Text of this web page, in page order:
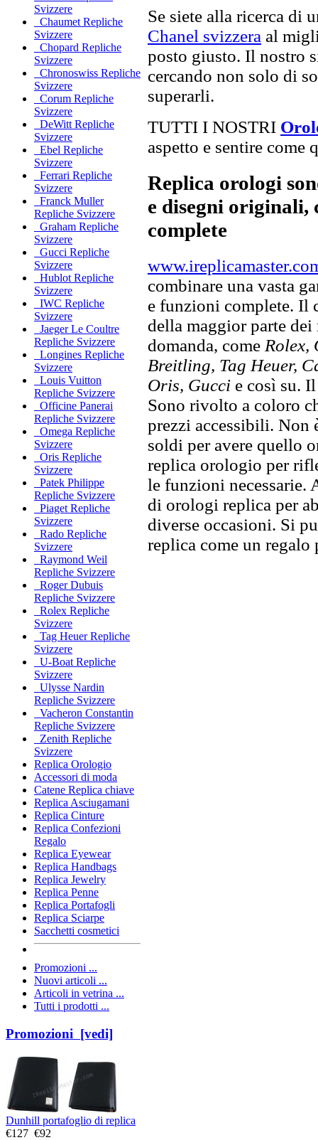
Svizzere
Chaumet Repliche
Svizzere
Chopard Repliche
Svizzere
Chronoswiss Repliche
Svizzere
Corum Repliche
Svizzere
DeWitt Repliche
Svizzere
Ebel Repliche
Svizzere
Ferrari Repliche
Svizzere
Franck Muller
Repliche Svizzere
Graham Repliche
Svizzere
Gucci Repliche
Svizzere
Hublot Repliche
Svizzere
IWC Repliche
Svizzere
Jaeger Le Coultre
Repliche Svizzere
Longines Repliche
Svizzere
Louis Vuitton
Repliche Svizzere
Officine Panerai
Repliche Svizzere
Omega Repliche
Svizzere
Oris Repliche
Svizzere
Patek Philippe
Repliche Svizzere
Piaget Repliche
Svizzere
Rado Repliche
Svizzere
Raymond Weil
Repliche Svizzere
Roger Dubuis
Repliche Svizzere
Rolex Repliche
Svizzere
Tag Heuer Repliche
Svizzere
U-Boat Repliche
Svizzere
Ulysse Nardin
Repliche Svizzere
Vacheron Constantin
Repliche Svizzere
Zenith Repliche
Svizzere
Replica Orologio
Accessori di moda
Catene Replica chiave
Replica Asciugamani
Replica Cinture
Replica Confezioni
Regalo
Replica Eyewear
Replica Handbags
Replica Jewelry
Replica Penne
Replica Portafogli
Replica Sciarpe
Sacchetti cosmetici
Promozioni ...
Nuovi articoli ...
Articoli in vetrina ...
Tutti i prodotti ...
Promozioni [vedi]
Dunhill portafoglio di replica
€127 €92
Se siete alla ricerca di
Chanel svizzera al
posto giusto. Il nostro
cercando non solo di
superarli.
TUTTI I NOSTRI
aspetto e sentire
Replica orologi
e disegni originali,
complete
combinare una vasta
e funzioni complete. Il
della maggior parte
domanda, come Rolex,
Breitling, Tag Heuer,
Oris, Gucci e così su.
Sono rivolto a coloro
prezzi accessibili. Non
soldi per avere quello
replica orologio per
le funzioni necessarie.
di orologi replica per
diverse occasioni. Si
replica come un regalo